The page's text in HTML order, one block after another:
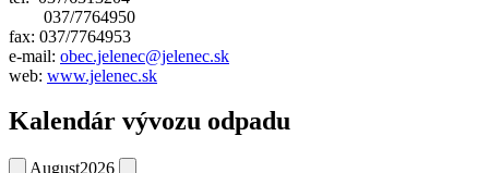
037/7764950
fax: 037/7764953
e-mail: obec.jelenec@jelenec.sk
web: www.jelenec.sk
Kalendár vývozu odpadu
August2026